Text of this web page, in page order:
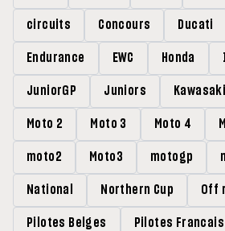
circuits Concours Ducati
Endurance EWC Honda
JuniorGP Juniors Kawasaki
Moto 2 Moto 3 Moto 4
moto2 Moto3 motogp
National Northern Cup Off
Pilotes Belges Pilotes Francais